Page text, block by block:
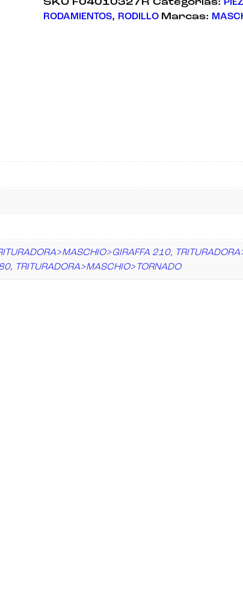
SKU F04010327R Categorías:
RODAMIENTOS, RODILLO Marcas:
210,
, TRITURADORA>MASCHIO>TORNADO